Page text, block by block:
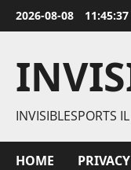
Vai
al
2026-08-08
INVISIBLESPORTS
HOME